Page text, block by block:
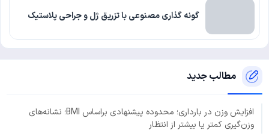
گونه گذاری مصنوعی با تزریق ژل و جراحی پلاستیک
مطالب جدید
افزایش وزن در بارداری؛ محدوده پیشنهادی براساس BMI؛ نشانه‌های
وزن‌گیری کمتر یا بیشتر از انتظار